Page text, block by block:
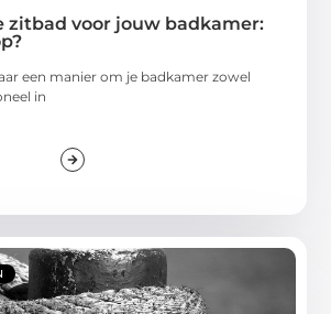
zitbad voor jouw badkamer:
een manier om je badkamer zowel
in